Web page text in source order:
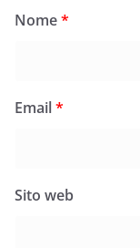
Nome*
Email*
Sito web